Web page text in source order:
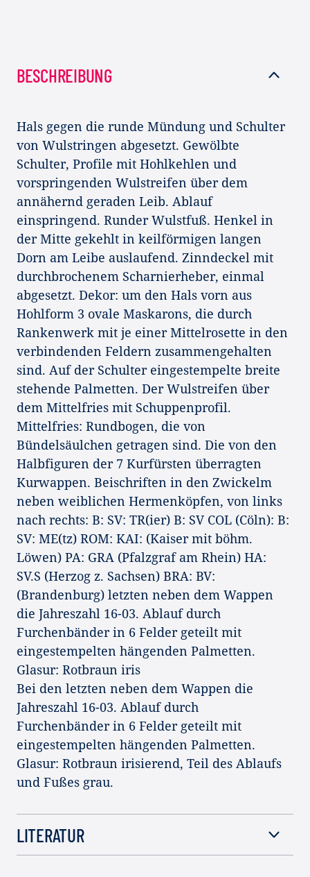
BESCHREIBUNG
Hals gegen die runde Mündung und Schulter
von Wulstringen abgesetzt. Gewölbte
Schulter, Profile mit Hohlkehlen und
vorspringenden Wulstreifen über dem
annähernd geraden Leib. Ablauf
einspringend. Runder Wulstfuß. Henkel in
der Mitte gekehlt in keilförmigen langen
Dorn am Leibe auslaufend. Zinndeckel mit
durchbrochenem Scharnierheber, einmal
abgesetzt. Dekor: um den Hals vorn aus
Hohlform 3 ovale Maskarons, die durch
Rankenwerk mit je einer Mittelrosette in den
verbindenden Feldern zusammengehalten
sind. Auf der Schulter eingestempelte breite
stehende Palmetten. Der Wulstreifen über
dem Mittelfries mit Schuppenprofil.
Mittelfries: Rundbogen, die von
Bündelsäulchen getragen sind. Die von den
Halbfiguren der 7 Kurfürsten überragten
Kurwappen. Beischriften in den Zwickelm
neben weiblichen Hermenköpfen, von links
nach rechts: B: SV: TR(ier) B: SV COL (Cöln): B:
SV: ME(tz) ROM: KAI: (Kaiser mit böhm.
Löwen) PA: GRA (Pfalzgraf am Rhein) HA:
SV.S (Herzog z. Sachsen) BRA: BV:
(Brandenburg) letzten neben dem Wappen
die Jahreszahl 16-03. Ablauf durch
Furchenbänder in 6 Felder geteilt mit
eingestempelten hängenden Palmetten.
Glasur: Rotbraun iris
Bei den letzten neben dem Wappen die
Jahreszahl 16-03. Ablauf durch
Furchenbänder in 6 Felder geteilt mit
eingestempelten hängenden Palmetten.
Glasur: Rotbraun irisierend, Teil des Ablaufs
und Fußes grau.
LITERATUR